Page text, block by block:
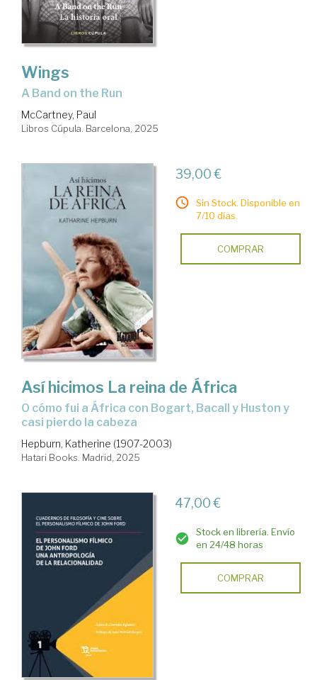
Wings
A Band on the Run
McCartney, Paul
Libros Cúpula. Barcelona, 2025
39,00 €
Sin Stock. Disponible en
7/10 días.
COMPRAR
Así hicimos La reina de África
o cómo fui a África con Bogart, Bacall y Huston y
casi pierdo la cabeza
Hepburn, Katherine (1907-2003)
Hatari Books. Madrid, 2025
47,00 €
Stock en librería. Envío
en 24/48 horas
COMPRAR